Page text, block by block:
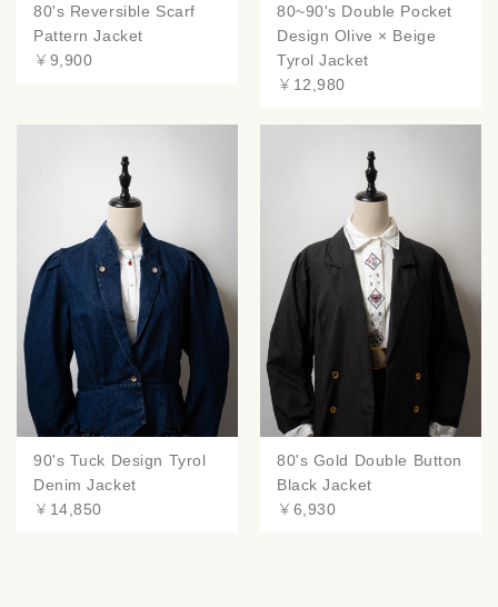
80's Reversible Scarf
Pattern Jacket
￥9,900
80~90's Double Pocket
Design Olive × Beige
Tyrol Jacket
￥12,980
90's Tuck Design Tyrol
Denim Jacket
￥14,850
80's Gold Double Button
Black Jacket
￥6,930